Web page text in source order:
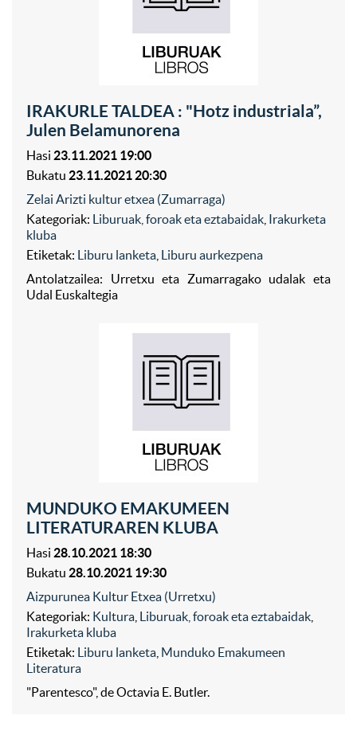
IRAKURLE TALDEA : "Hotz industriala”,
Julen Belamunorena
Hasi 23.11.2021 19:00
Bukatu 23.11.2021 20:30
Zelai Arizti kultur etxea (Zumarraga)
Kategoriak: Liburuak, foroak eta eztabaidak Irakurketa
kluba
Etiketak: Liburu lanketa Liburu aurkezpena
Antolatzailea: Urretxu eta Zumarragako udalak eta
Udal Euskaltegia
MUNDUKO EMAKUMEEN
LITERATURAREN KLUBA
Hasi 28.10.2021 18:30
Bukatu 28.10.2021 19:30
Aizpurunea Kultur Etxea (Urretxu)
Kategoriak: Kultura Liburuak, foroak eta eztabaidak
Irakurketa kluba
Etiketak: Liburu lanketa Munduko Emakumeen
Literatura
"Parentesco", de Octavia E. Butler.